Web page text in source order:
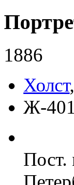
1886
Холст,
Ж-
Пост.